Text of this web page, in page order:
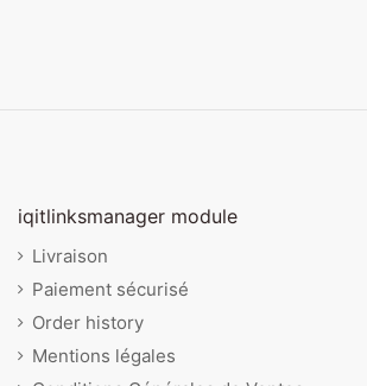
iqitlinksmanager module
Livraison
Paiement sécurisé
Order history
Mentions légales